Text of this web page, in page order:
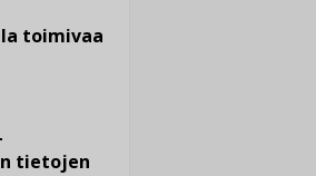
toimivaa
tietojen